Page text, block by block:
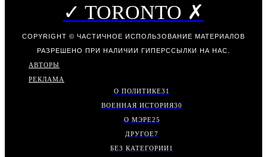
✓ TORONTO ✗
COPYRIGHT © ЧАСТИЧНОЕ ИСПОЛЬЗОВАНИЕ МАТЕРИАЛОВ
РАЗРЕШЕНО ПРИ НАЛИЧИИ ГИПЕРССЫЛКИ НА НАС.
АВТОРЫ
РЕКЛАМА
О ПОЛИТИКЕ31
ВОЕННАЯ ИСТОРИЯ30
О МЭРЕ25
ДРУГОЕ7
БЕЗ КАТЕГОРИИ1